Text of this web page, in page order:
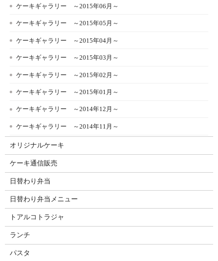
ケーキギャラリー ～2015年06月～
ケーキギャラリー ～2015年05月～
ケーキギャラリー ～2015年04月～
ケーキギャラリー ～2015年03月～
ケーキギャラリー ～2015年02月～
ケーキギャラリー ～2015年01月～
ケーキギャラリー ～2014年12月～
ケーキギャラリー ～2014年11月～
オリジナルケーキ
ケーキ通信販売
日替わり弁当
日替わり弁当メニュー
トアルコトラジャ
ランチ
パスタ